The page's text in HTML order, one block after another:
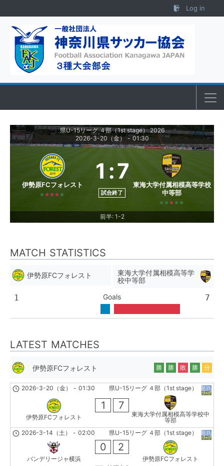
Log in
県U-15リーグ ４部（1st stage） 2026
2026-3-20（金） - 01:30
伊勢原FCフォレスト
1 :7
試合終了
東海大学付属相模高等学校
中等部
前半: 1-2
MATCH STATISTICS
伊勢原FCフォレスト
東海大学付属相模高等学
校中等部
1 Goals 7
LATEST MATCHES
伊勢原FCフォレスト 勝 勝 敗 勝 分
県U-15リーグ ４部（1st stage）
2026-3-20（金） - 01:30
伊勢原FCフォレスト
1 7
東海大学付属相模高等学校中
等部
県U-15リーグ ４部（1st stage）
2026-3-14（土） - 02:00
バンデリージャ横浜
0 2
伊勢原FCフォレスト